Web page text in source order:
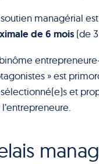
managérial
de 6 mois (de
» est
et
l’entrepreneure.